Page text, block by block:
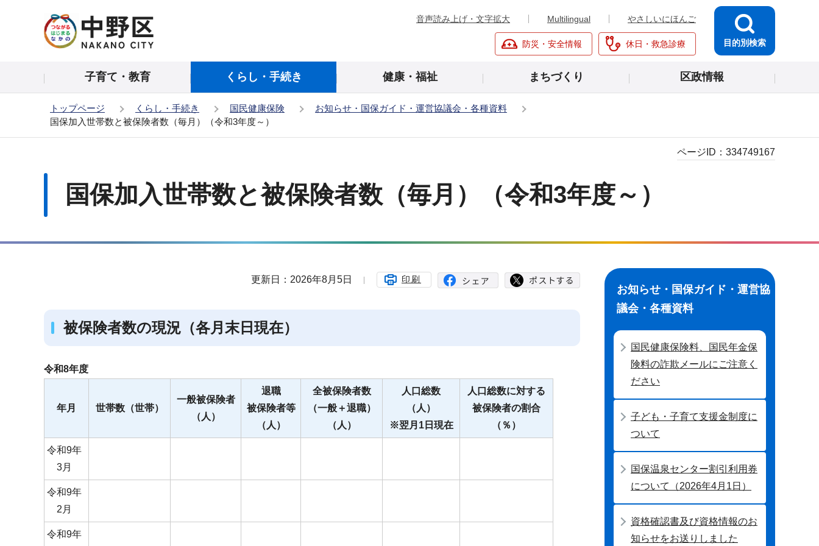
の
音声読み上げ・文字拡大 Multilingual やさしいにほんご
防災・安全情報 休日・救急診療 目的別検索
子育て・教育 くらし・手続き 健康・福祉 まちづくり 区政情報
トップページ くらし・手続き 国民健康保険
お知らせ・国保ガイド・運営協議会・各種資料
国保加入世帯数と被保険者数（毎月）（令和3年度～）
国保加入世帯数と被保険者数（毎月）（令和3年度～）
ページID： 334749167
更新日：2026年8月5日 印刷
被保険者数の現況（各月末日現在）
令和8年度
年月 世帯数（世帯）
一般被保険者
（人）
退職
被保険者等
（人）
全被保険者数
（一般＋退職）
（人）
人口総数
（人）
※翌月1日現在
人口総数に対する
被保険者の割合
（％）
令和9年
3月
令和9年
2月
令和9年
ー
シ
こ
ら
お知らせ・国保ガイド・運営協
議会・各種資料
国民健康保険料、国民年金保
険料の詐欺メールにご注意く
ださい
子ども・子育て支援金制度に
ついて
国保温泉センター割引利用券
について（2026年4月1日）
資格確認書及び資格情報のお
知らせをお送りしました